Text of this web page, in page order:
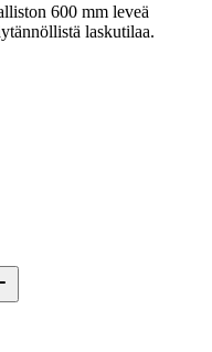
600 mm leveä
laskutilaa.